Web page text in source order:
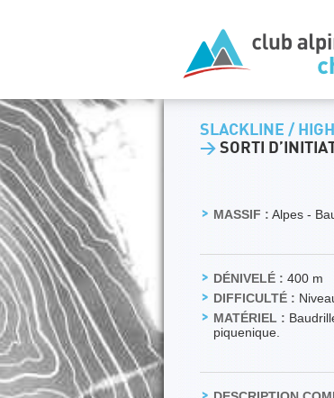
SLACKLINE /
> SORTI
MASSIF : Alpes -
DÉNIVELÉ : 400 m
DIFFICULTÉ :
MATÉRIEL :
piquenique.